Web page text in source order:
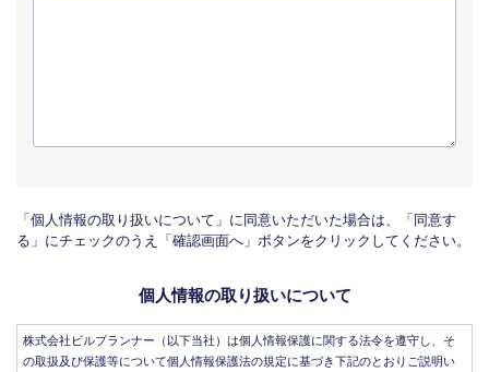
「個人情報の取り扱いについて」に同意いただいた場合は、「同意す
る」にチェックのうえ「確認画面へ」ボタンをクリックしてください。
個人情報の取り扱いについて
株式会社ビルプランナー（以下当社）は個人情報保護に関する法令を遵守し、そ
の取扱及び保護等について個人情報保護法の規定に基づき下記のとおりご説明い